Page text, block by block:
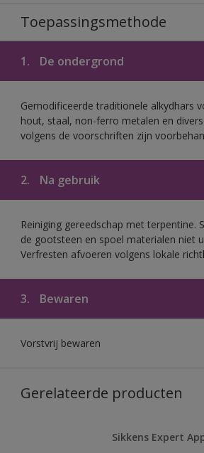
Toepassingsmethode
1. De ondergrond
Gemodificeerde traditionele alkydhars
hout, staal, non-ferro metalen en
volgens de voorschriften zijn
2. Na gebruik
Reiniging gereedschap met terpentine.
de gootsteen en spoel materialen niet
Verfresten afvoeren volgens lokale
3. Bewaren
Vorstvrij bewaren
Gerelateerde producten
Sikkens Expert